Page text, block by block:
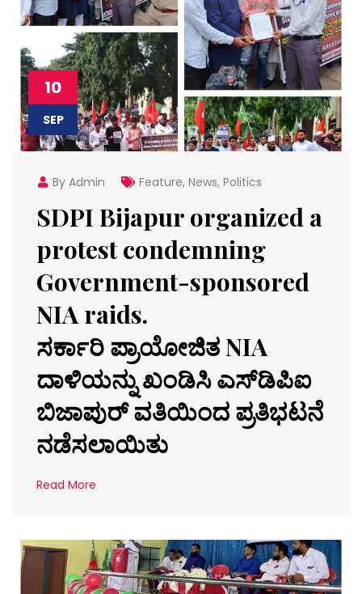
10
SEP
By Admin Feature, News, Politics
SDPI Bijapur organized a
protest condemning
Government-sponsored
NIA raids.
ಸರ್ಕಾರಿ ಪ್ರಾಯೋಜಿತ NIA
ದಾಳಿಯನ್ನು ಖಂಡಿಸಿ ಎಸ್‌ಡಿಪಿಐ
ಬಿಜಾಪುರ್ ವತಿಯಿಂದ ಪ್ರತಿಭಟನೆ
ನಡೆಸಲಾಯಿತು
Read More